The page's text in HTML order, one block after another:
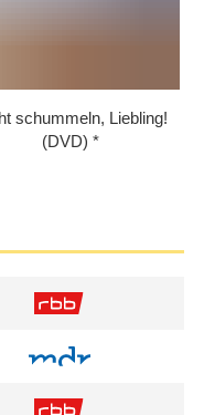
schummeln, Liebling!
(DVD)